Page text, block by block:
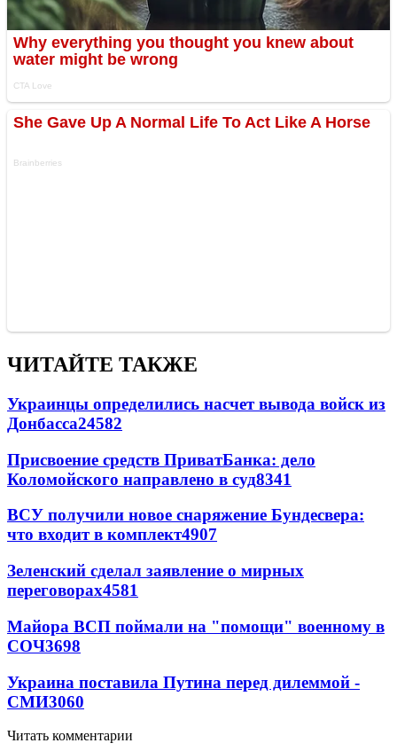
ЧИТАЙТЕ ТАКЖЕ
Украинцы определились насчет вывода войск из
Донбасса24582
Присвоение средств ПриватБанка: дело
Коломойского направлено в суд8341
ВСУ получили новое снаряжение Бундесвера:
что входит в комплект4907
Зеленский сделал заявление о мирных
переговорах4581
Майора ВСП поймали на "помощи" военному в
СОЧ3698
Украина поставила Путина перед дилеммой -
СМИ3060
Читать комментарии